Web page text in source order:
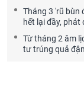
Tháng 3 'rũ bùn
hết lại đầy,
Từ tháng 2 âm
tư trúng quả